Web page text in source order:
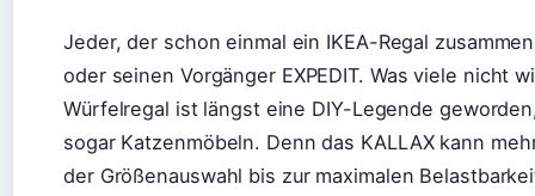
Jeder, der schon einmal ein IKEA-Regal
oder seinen Vorgänger EXPEDIT. Was viele nicht
Würfelregal ist längst eine DIY-Legende
sogar Katzenmöbeln. Denn das KALLAX kann
der Größenauswahl bis zur maximalen